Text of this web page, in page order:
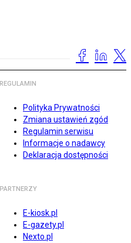
REGULAMIN
Polityka Prywatności
Zmiana ustawień zgód
Regulamin serwisu
Informacje o nadawcy
Deklaracja dostępności
PARTNERZY
E-kiosk.pl
E-gazety.pl
Nexto.pl